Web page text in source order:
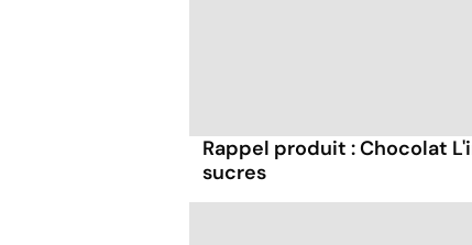
Rappel produit : Chocolat
sucres